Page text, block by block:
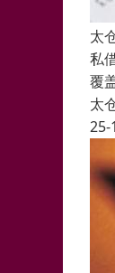
太
私
覆
太
25-